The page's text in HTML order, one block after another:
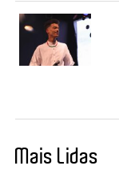
Mais Lidas